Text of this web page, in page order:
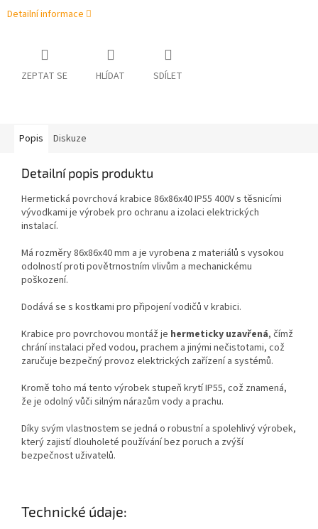
Detailní informace
ZEPTAT SE HLÍDAT SDÍLET
Popis Diskuze
Detailní popis produktu
Hermetická povrchová krabice 86x86x40 IP55 400V s těsnicími
vývodkami je výrobek pro ochranu a izolaci elektrických
instalací.
Má rozměry 86x86x40 mm a je vyrobena z materiálů s vysokou
odolností proti povětrnostním vlivům a mechanickému
poškození.
Dodává se s kostkami pro připojení vodičů v krabici.
Krabice pro povrchovou montáž je hermeticky uzavřená, čímž
chrání instalaci před vodou, prachem a jinými nečistotami, což
zaručuje bezpečný provoz elektrických zařízení a systémů.
Kromě toho má tento výrobek stupeň krytí IP55, což znamená,
že je odolný vůči silným nárazům vody a prachu.
Díky svým vlastnostem se jedná o robustní a spolehlivý výrobek,
který zajistí dlouholeté používání bez poruch a zvýší
bezpečnost uživatelů.
Technické údaje: